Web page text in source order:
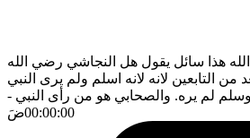
هذا سائل يقول هل النجاشي رضي الله
التابعين لانه لانه اسلم ولم يرى النبي
لم يره. والصحابي هو من رأى النبي -
00:00:00ضَ